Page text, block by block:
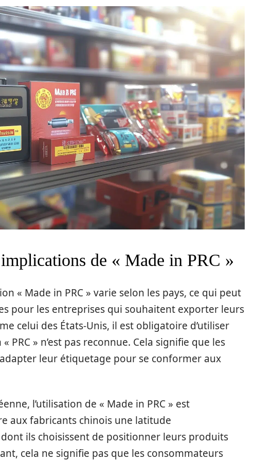
de « Made in PRC »
« Made in PRC » varie selon les pays, ce qui peut
pour les entreprises qui souhaitent exporter leurs
celui des États-Unis, il est obligatoire d’utiliser
PRC » n’est pas reconnue. Cela signifie que les
leur étiquetage pour se conformer aux
l’utilisation de « Made in PRC » est
aux fabricants chinois une latitude
ils choisissent de positionner leurs produits
cela ne signifie pas que les consommateurs